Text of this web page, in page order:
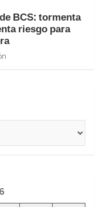
BCS: tormenta
riesgo para